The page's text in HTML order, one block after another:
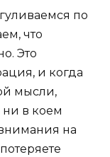
по
что
Это
и когда
мысли,
ни в коем
на